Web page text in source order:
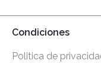
Condiciones
Politica de